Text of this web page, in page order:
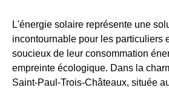
L'énergie solaire représente une
incontournable pour les particuliers
soucieux de leur consommation
empreinte écologique. Dans la
Saint-Paul-Trois-Châteaux, située